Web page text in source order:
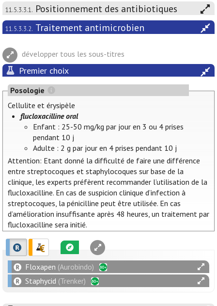
11.5.3.3.1. Positionnement des antibiotiques
11.5.3.3.2. Traitement antimicrobien
développer tous les sous-titres
Premier choix
Posologie
Cellulite et érysipèle
flucloxacilline oral
Enfant : 25-50 mg/kg par jour en 3 ou 4 prises
pendant 10 j
Adulte : 2 g par jour en 4 prises pendant 10 j
Attention: Etant donné la difficulté de faire une différence
entre streptocoques et staphylocoques sur base de la
clinique, les experts préfèrent recommander l’utilisation de la
flucloxacilline. En cas de suspicion clinique d’infection à
streptocoques, la pénicilline peut être utilisée. En cas
d’amélioration insuffisante après 48 heures, un traitement par
flucloxacilline sera initié.
Floxapen (Aurobindo)
Staphycid (Trenker)